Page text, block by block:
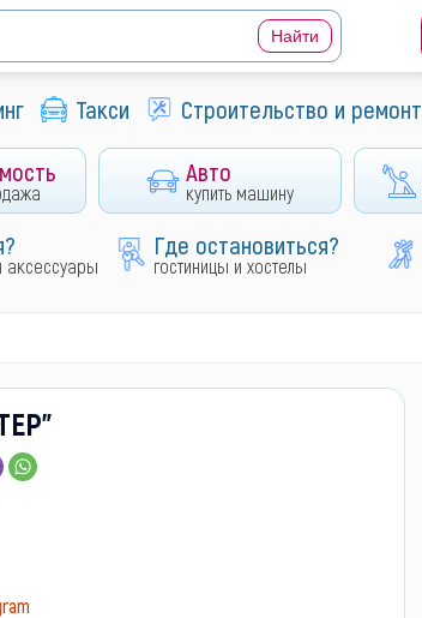
Такси Строительство и ремонт
Авто
купить машину
аксессуары
Где остановиться?
гостиницы и хостелы